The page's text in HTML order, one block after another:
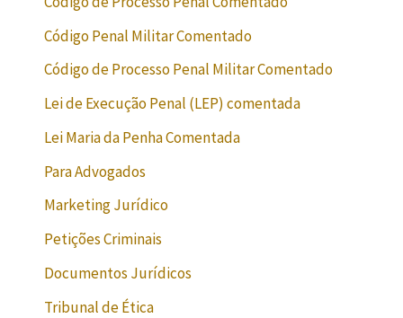
Código Penal Militar Comentado
Código de Processo Penal Militar Comentado
Lei de Execução Penal (LEP) comentada
Lei Maria da Penha Comentada
Para Advogados
Marketing Jurídico
Petições Criminais
Documentos Jurídicos
Tribunal de Ética